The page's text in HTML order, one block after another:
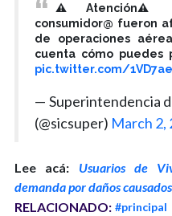
⚠️Atención⚠️
consumidor@ fueron
de operaciones
cuenta cómo puedes
pic.twitter.com/
— Superintendencia
(@sicsuper) March 2,
Lee acá: Usuarios de
demanda por daños causados
RELACIONADO: #principal